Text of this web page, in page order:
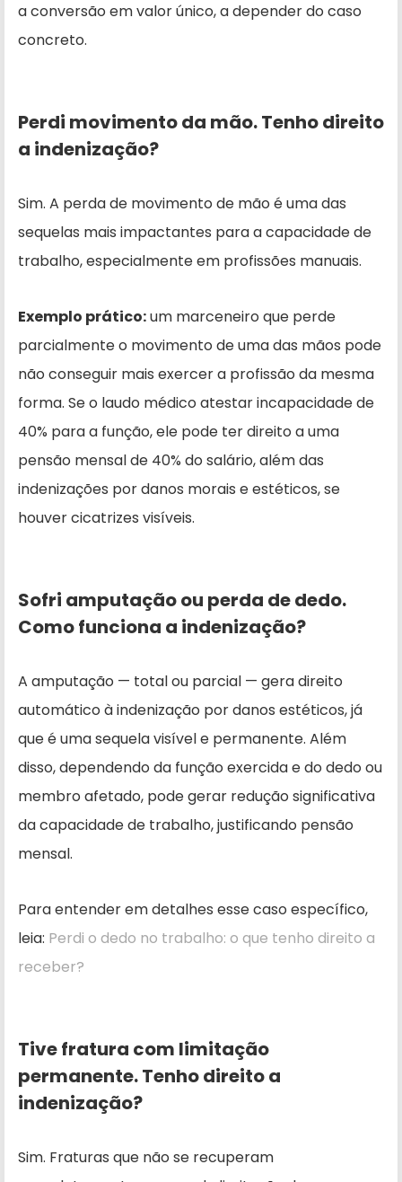
a conversão em valor único, a depender do caso
concreto.
Perdi movimento da mão. Tenho direito
a indenização?
Sim. A perda de movimento de mão é uma das
sequelas mais impactantes para a capacidade de
trabalho, especialmente em profissões manuais.
Exemplo prático:um marceneiro que perde
parcialmente o movimento de uma das mãos pode
não conseguir mais exercer a profissão da mesma
forma. Se o laudo médico atestar incapacidade de
40% para a função, ele pode ter direito a uma
pensão mensal de 40% do salário, além das
indenizações por danos morais e estéticos, se
houver cicatrizes visíveis.
Sofri amputação ou perda de dedo.
Como funciona a indenização?
A amputação — total ou parcial — gera direito
automático à indenização por danos estéticos, já
que é uma sequela visível e permanente. Além
disso, dependendo da função exercida e do dedo ou
membro afetado, pode gerar redução significativa
da capacidade de trabalho, justificando pensão
mensal.
Para entender em detalhes esse caso específico,
leia: Perdi o dedo no trabalho: o que tenho direito a
receber?
Tive fratura com limitação
permanente. Tenho direito a
indenização?
Sim. Fraturas que não se recuperam